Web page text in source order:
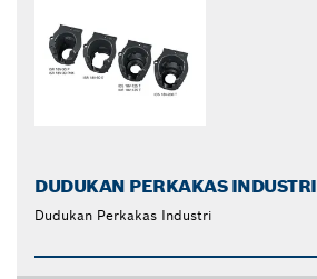
DUDUKAN PERKAKAS INDUSTRI
Dudukan Perkakas Industri